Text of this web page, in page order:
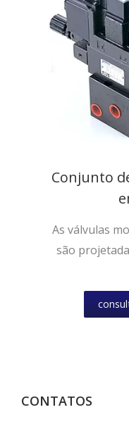
Conjunto
As válvulas
são
CONTATOS